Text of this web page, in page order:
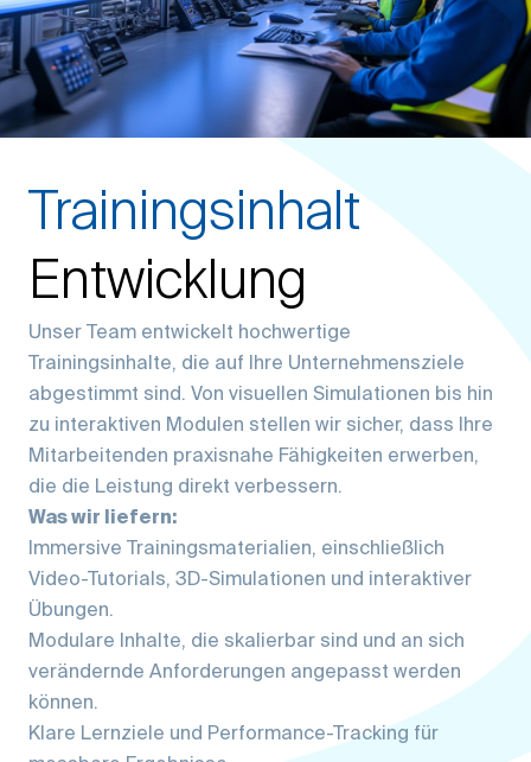
Trainingsinhalt
Entwicklung
Unser Team entwickelt hochwertige
Trainingsinhalte, die auf Ihre Unternehmensziele
abgestimmt sind. Von visuellen Simulationen bis hin
zu interaktiven Modulen stellen wir sicher, dass Ihre
Mitarbeitenden praxisnahe Fähigkeiten erwerben,
die die Leistung direkt verbessern.
Was wir liefern:
Immersive Trainingsmaterialien, einschließlich
Video-Tutorials, 3D-Simulationen und interaktiver
Übungen.
Modulare Inhalte, die skalierbar sind und an sich
verändernde Anforderungen angepasst werden
können.
Klare Lernziele und Performance-Tracking für